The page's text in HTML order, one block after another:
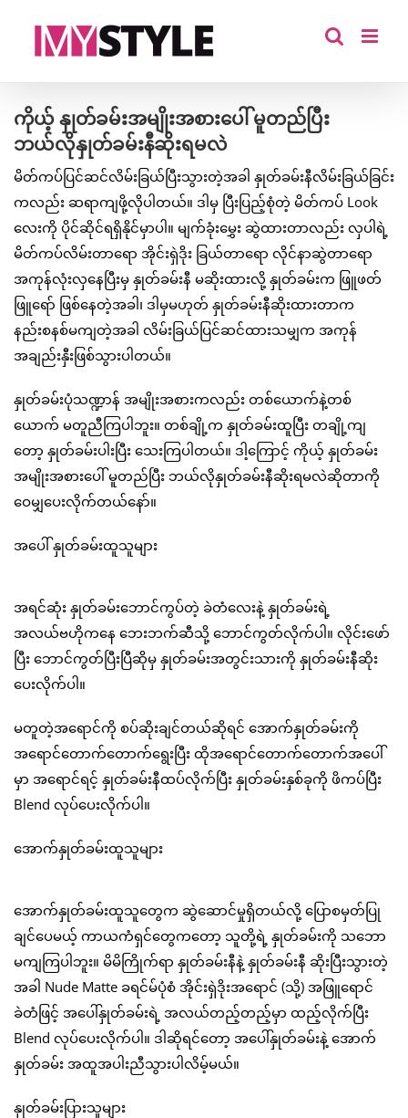
ကိုယ့် နှုတ်ခမ်းအမျိုးအစားပေါ် မူတည်ပြီး
ဘယ်လိုနှုတ်ခမ်းနီဆိုးရမလဲ
မိတ်ကပ်ပြင်ဆင်လိမ်းခြယ်ပြီးသွားတဲ့အခါ နှုတ်ခမ်းနီလိမ်းခြယ်ခြင်း
ကလည်း ဆရာကျဖို့လိုပါတယ်။ ဒါမှ ပြီးပြည့်စုံတဲ့ မိတ်ကပ် Look
လေးကို ပိုင်ဆိုင်ရရှိနိုင်မှာပါ။ မျက်ခုံးမွှေး ဆွဲထားတာလည်း လှပါရဲ့
မိတ်ကပ်လိမ်းတာရော အိုင်းရှဲဒိုး ခြယ်တာရော လိုင်နာဆွဲတာရော
အကုန်လုံးလှနေပြီးမှ နှုတ်ခမ်းနီ မဆိုးထားလို့ နှုတ်ခမ်းက ဖြူဖတ်
ဖြူရော် ဖြစ်နေတဲ့အခါ၊ ဒါမှမဟုတ် နှုတ်ခမ်းနီဆိုးထားတာက
နည်းစနစ်မကျတဲ့အခါ လိမ်းခြယ်ပြင်ဆင်ထားသမျှက အကုန်
အချည်းနှီးဖြစ်သွားပါတယ်။
နှုတ်ခမ်းပုံသဏ္ဍာန် အမျိုးအစားကလည်း တစ်ယောက်နဲ့တစ်
ယောက် မတူညီကြပါဘူး။ တစ်ချို့က နှုတ်ခမ်းထူပြီး တချို့ကျ
တော့ နှုတ်ခမ်းပါးပြီး သေးကြပါတယ်။ ဒါ့ကြောင့် ကိုယ့် နှုတ်ခမ်း
အမျိုးအစားပေါ် မူတည်ပြီး ဘယ်လိုနှုတ်ခမ်းနီဆိုးရမလဲဆိုတာကို
ဝေမျှပေးလိုက်တယ်နော်။
အပေါ် နှုတ်ခမ်းထူသူများ
အရင်ဆုံး နှုတ်ခမ်းဘောင်ကွပ်တဲ့ ခဲတံလေးနဲ့ နှုတ်ခမ်းရဲ့
အလယ်ဗဟိုကနေ ဘေးဘက်ဆီသို့ ဘောင်ကွတ်လိုက်ပါ။ လိုင်းဖော်
ပြီး ဘောင်ကွတ်ပြီးပြီဆိုမှ နှုတ်ခမ်းအတွင်းသားကို နှုတ်ခမ်းနီဆိုး
ပေးလိုက်ပါ။
မတူတဲ့အရောင်ကို စပ်ဆိုးချင်တယ်ဆိုရင် အောက်နှုတ်ခမ်းကို
အရောင်တောက်တောက်ရွေးပြီး ထိုအရောင်တောက်တောက်အပေါ်
မှာ အရောင်ရင့် နှုတ်ခမ်းနီထပ်လိုက်ပြီး နှုတ်ခမ်းနှစ်ခုကို ဖိကပ်ပြီး
Blend လုပ်ပေးလိုက်ပါ။
အောက်နှုတ်ခမ်းထူသူများ
အောက်နှုတ်ခမ်းထူသူတွေက ဆွဲဆောင်မှုရှိတယ်လို့ ပြောစမှတ်ပြု
ချင်ပေမယ့် ကာယကံရှင်တွေကတော့ သူတို့ရဲ့ နှုတ်ခမ်းကို သဘော
မကျကြပါဘူး။ မိမိကြိုက်ရာ နှုတ်ခမ်းနီနဲ့ နှုတ်ခမ်းနီ ဆိုးပြီးသွားတဲ့
အခါ Nude Matte ခရင်မ်ပုံစံ အိုင်းရှဲဒိုးအရောင် (သို့) အဖြူရောင်
ခဲတံဖြင့် အပေါ်နှုတ်ခမ်းရဲ့ အလယ်တည့်တည့်မှာ ထည့်လိုက်ပြီး
Blend လုပ်ပေးလိုက်ပါ။ ဒါဆိုရင်တော့ အပေါ်နှုတ်ခမ်းနဲ့ အောက်
နှုတ်ခမ်း အထူအပါးညီသွားပါလိမ့်မယ်။
နှုတ်ခမ်းပြားသူများ